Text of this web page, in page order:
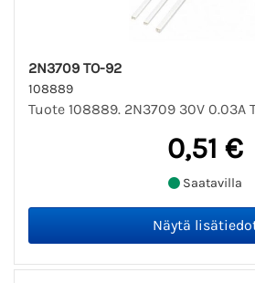
2N3709 TO-92
108889
Tuote 108889. 2N3709 30V 0.03A
0,51 €
Saatavilla